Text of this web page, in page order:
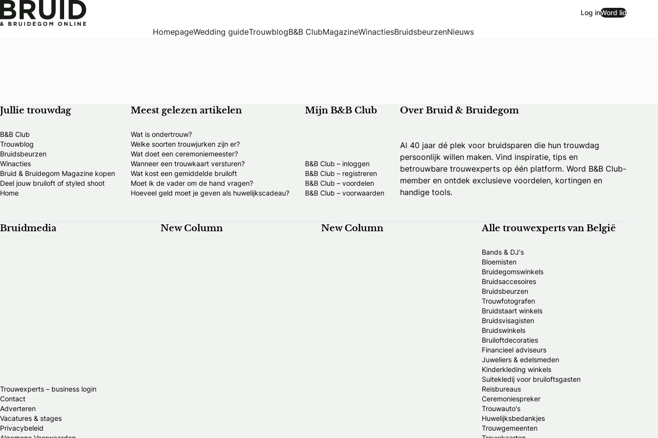
Log inWord lid
HomepageWedding guideTrouwblogB&B ClubMagazineWinactiesBruidsbeurzenNieuws
Jullie trouwdag
B&B Club
Trouwblog
Bruidsbeurzen
Winacties
Bruid & Bruidegom Magazine kopen
Deel jouw bruiloft of styled shoot
Home
Meest gelezen artikelen
Wat is ondertrouw?
Welke soorten trouwjurken zijn er?
Wat doet een ceremoniemeester?
Wanneer een trouwkaart versturen?
Wat kost een gemiddelde bruiloft
Moet ik de vader om de hand vragen?
Hoeveel geld moet je geven als huwelijkscadeau?
Mijn B&B Club
B&B Club – inloggen
B&B Club – registreren
B&B Club – voordelen
B&B Club – voorwaarden
Over Bruid & Bruidegom
Al 40 jaar dé plek voor bruidsparen die hun trouwdag
persoonlijk willen maken. Vind inspiratie, tips en
betrouwbare trouwexperts op één platform. Word B&B Club-
member en ontdek exclusieve voordelen, kortingen en
handige tools.
Bruidmedia
Trouwexperts – business login
Contact
Adverteren
Vacatures & stages
Privacybeleid
New Column New Column Alle trouwexperts van België
Bands & DJ's
Bloemisten
Bruidegomswinkels
Bruidsaccesoires
Bruidsbeurzen
Trouwfotografen
Bruidstaart winkels
Bruidsvisagisten
Bruidswinkels
Bruiloftdecoraties
Financieel adviseurs
Juweliers & edelsmeden
Kinderkleding winkels
Suitekledij voor bruiloftsgasten
Reisbureaus
Ceremoniespreker
Trouwauto's
Huwelijksbedankjes
Trouwgemeenten